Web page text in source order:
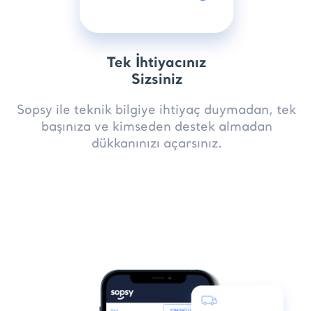
Tek İhtiyacınız
Sizsiniz
Sopsy ile teknik bilgiye ihtiyaç duymadan, tek
başınıza ve kimseden destek almadan
dükkanınızı açarsınız.